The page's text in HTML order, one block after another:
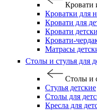
Кровати
Кроватки для
Кровати для
Кровати
Кровати-
Матрасы
Столы и стулья для
Столы и
Стулья детские
Столы для
Кресла для